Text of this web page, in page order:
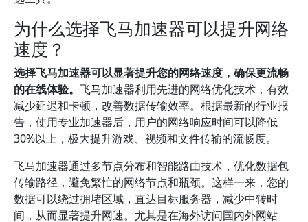
为什么选择飞马加速器可以提升网络
速度？
选择飞马加速器可以显著提升您的网络速度，确保更流畅
的在线体验。 飞马加速器利用先进的网络优化技术，有效
减少延迟和卡顿，改善数据传输效率。根据最新的行业报
告，使用专业加速器后，用户的网络响应时间可以降低
30%以上，极大提升游戏、视频和文件传输的流畅度。
飞马加速器通过多节点分布和智能路由技术，优化数据包
传输路径，避免繁忙的网络节点和瓶颈。这样一来，您的
数据可以绕过拥堵区域，直达目标服务器，减少中转时
间，从而显著提升网速。尤其是在海外访问国内外网站